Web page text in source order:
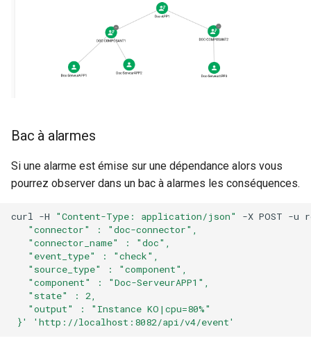
Bac à alarmes
Si une alarme est émise sur une dépendance alors vous
pourrez observer dans un bac à alarmes les conséquences.
curl -H "Content-Type: application/json" -X POST -u
   "connector" : "doc-connector",
   "connector_name" : "doc",
   "event_type" : "check",
   "source_type" : "component",
   "component" : "Doc-ServeurAPP1",
   "state" : 2,
   "output" : "Instance KO|cpu=80%"
}'
'http://localhost:8082/api/v4/event'